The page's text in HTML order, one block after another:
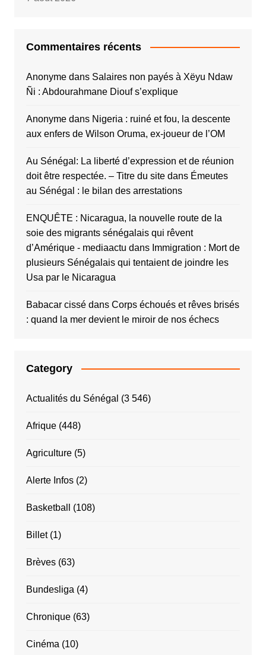
Commentaires récents
Anonymedans Salaires non payés à Xëyu Ndaw
Ñi : Abdourahmane Diouf s’explique
Anonymedans Nigeria : ruiné et fou, la descente
aux enfers de Wilson Oruma, ex-joueur de l’OM
Au Sénégal: La liberté d’expression et de réunion
doit être respectée. – Titre du sitedans Émeutes
au Sénégal : le bilan des arrestations
ENQUÊTE : Nicaragua, la nouvelle route de la
soie des migrants sénégalais qui rêvent
d’Amérique - mediaactu dans Immigration : Mort de
plusieurs Sénégalais qui tentaient de joindre les
Usa par le Nicaragua
Babacar cissédans Corps échoués et rêves brisés
: quand la mer devient le miroir de nos échecs
Category
Actualités du Sénégal (3 546)
Afrique(448)
Agriculture(5)
Alerte Infos(2)
Basketball (108)
Billet(1)
Brèves(63)
Bundesliga (4)
Chronique(63)
Cinéma (10)